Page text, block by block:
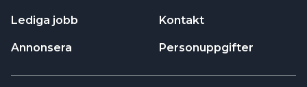
Lediga jobb
Annonsera
Kontakt
Personuppgifter